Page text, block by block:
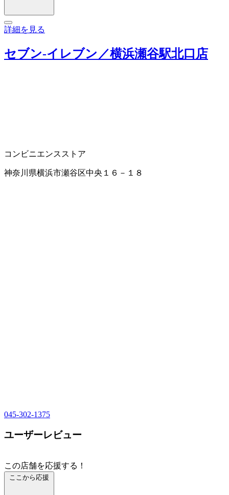
詳細を見る
セブン‐イレブン／横浜瀬谷駅北口店
コンビニエンスストア
神奈川県横浜市瀬谷区中央１６－１８
045-302-1375
ユーザーレビュー
この店舗を応援する！
ここから応援